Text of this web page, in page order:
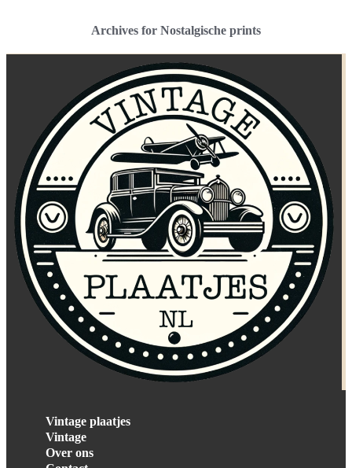
Archives for Nostalgische prints
Vintage plaatjes
Vintage
Over ons